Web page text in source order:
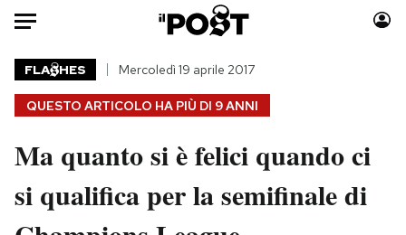
Auto
HOME
Italia
Politica
Tecnologia
Moda
Consumismi
Storie/Idee
QUESTO ARTICOLO HA PIÙ DI 9 ANNI
FLA HES Mercoledì 19 aprile 2017
Ma quanto si è felici quando ci
si qualifica per la semifinale di